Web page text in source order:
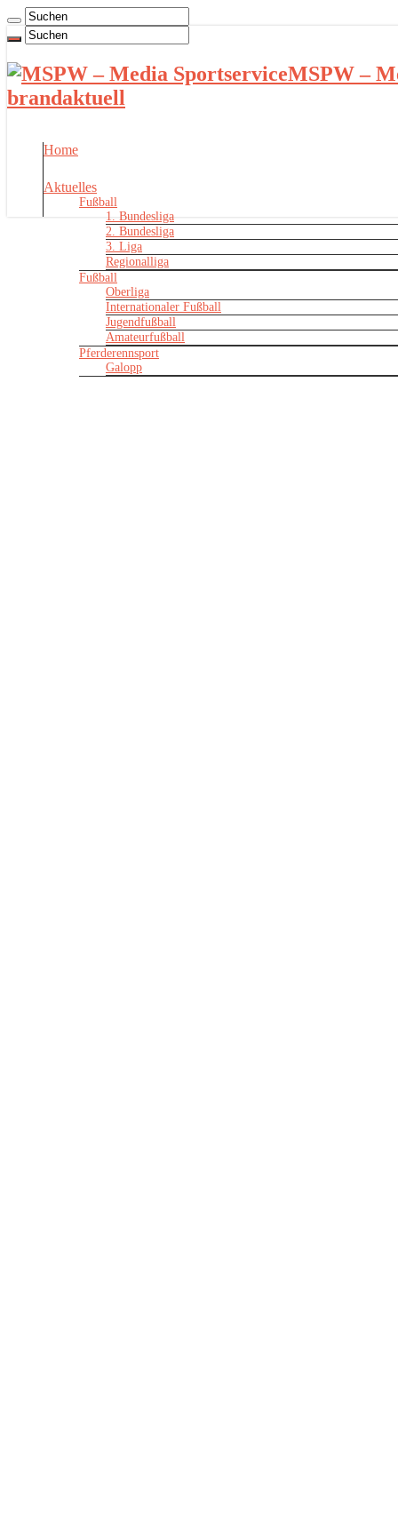
MSPW –
brandaktuell
Home
Aktuelles
Fußball
1. Bundesliga
2. Bundesliga
3. Liga
Regionalliga
Fußball
Oberliga
Internationaler Fußball
Jugendfußball
Amateurfußball
Pferderennsport
Galopp